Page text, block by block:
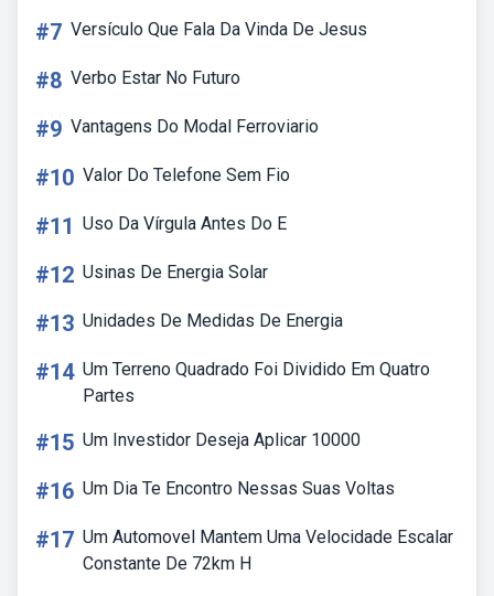
#7 Versículo Que Fala Da Vinda De Jesus
#8 Verbo Estar No Futuro
#9 Vantagens Do Modal Ferroviario
#10 Valor Do Telefone Sem Fio
#11 Uso Da Vírgula Antes Do E
#12 Usinas De Energia Solar
#13 Unidades De Medidas De Energia
#14 Um Terreno Quadrado Foi Dividido Em Quatro
Partes
#15 Um Investidor Deseja Aplicar 10000
#16 Um Dia Te Encontro Nessas Suas Voltas
#17 Um Automovel Mantem Uma Velocidade Escalar
Constante De 72km H